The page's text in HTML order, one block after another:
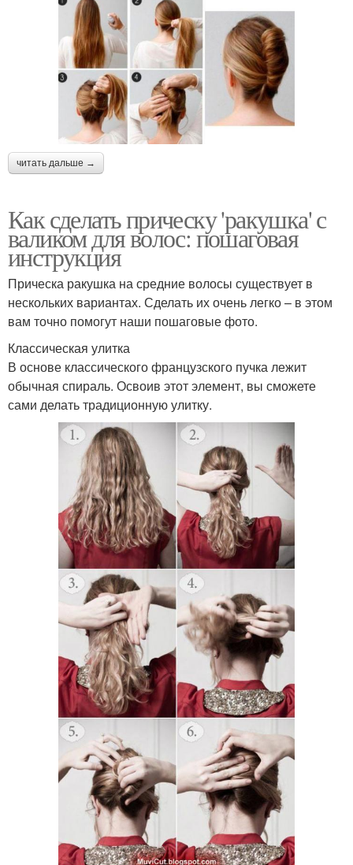
читать дальше →
Как сделать прическу 'ракушка' с
валиком для волос: пошаговая
инструкция
Прическа ракушка на средние волосы существует в
нескольких вариантах. Сделать их очень легко – в этом
вам точно помогут наши пошаговые фото.
Классическая улитка
В основе классического французского пучка лежит
обычная спираль. Освоив этот элемент, вы сможете
сами делать традиционную улитку.